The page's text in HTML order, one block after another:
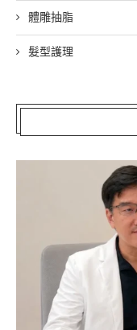
體雕抽脂
髮型護理